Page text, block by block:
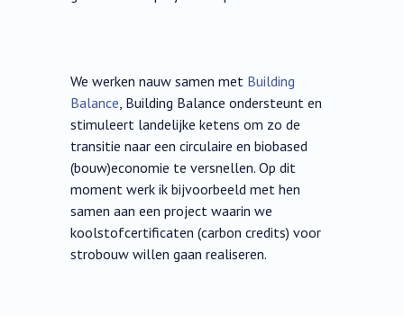
We werken nauw samen met Building
Balance, Building Balance ondersteunt en
stimuleert landelijke ketens om zo de
transitie naar een circulaire en biobased
(bouw)economie te versnellen. Op dit
moment werk ik bijvoorbeeld met hen
samen aan een project waarin we
koolstofcertificaten (carbon credits) voor
strobouw willen gaan realiseren.